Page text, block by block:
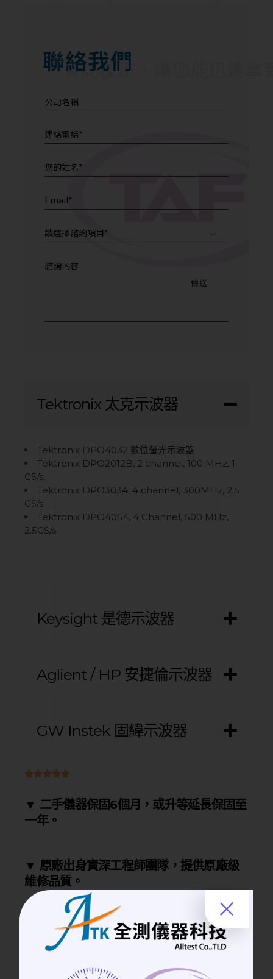
聯絡我們
接受委託校正，
Tektronix 太克示波器
Tektronix DPO4032 數位螢光示波器
Tektronix DPO2012B, 2 channel, 100 MHz, 1
GS/s,
Tektronix DPO3034, 4 channel, 300MHz, 2.5
GS/s
Tektronix DPO4054, 4 Channel, 500 MHz,
2.5GS/s
Keysight 是德示波器
Aglient / HP 安捷倫示波器
GW Instek 固緯示波器

▼ 二手儀器保固6個月，或升等延長保固至
一年。
▼ 原廠出身資深工程師團隊，提供原廠級
維修品質。
▼ 在使用方面提供技術支援， 若有相關疑
問， 皆可電話聯繫協助客戶排除問題。